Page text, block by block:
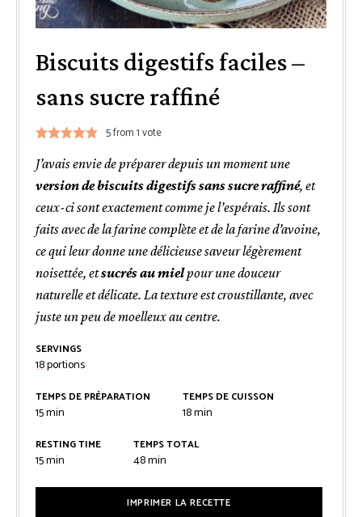
Biscuits digestifs faciles –
sans sucre raffiné
5from 1 vote
J’avais envie de préparer depuis un moment une
version de biscuits digestifs sans sucre raffiné, et
ceux-ci sont exactement comme je l’espérais. Ils sont
faits avec de la farine complète et de la farine d’avoine,
ce qui leur donne une délicieuse saveur légèrement
noisettée, etsucrés au mielpour une douceur
naturelle et délicate. La texture est croustillante, avec
juste un peu de moelleux au centre.
SERVINGS
18portions
TEMPS DE PRÉPARATION
15minutes
min
TEMPS DE CUISSON
18minutes
min
RESTING TIME
15minutes
min
TEMPS TOTAL
48minutes
min
IMPRIMER LA RECETTE